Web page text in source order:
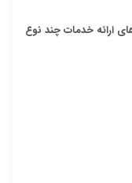
ارائه خدمات چند نوع